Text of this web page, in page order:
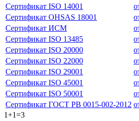
Сертификат ISO 14001
Сертификат OHSAS 18001
Сертификат ИСМ
Сертификат ISO 13485
Сертификат ISO 20000
Сертификат ISO 22000
Сертификат ISO 29001
Сертификат ISO 45001
Сертификат ISO 50001
Сертификат ГОСТ РВ 0015-002-2012
1+1=3